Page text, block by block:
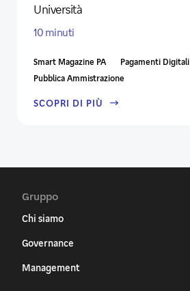
Università
10 minuti
Smart Magazine PA
Pagamenti Digitali
Pubblica Ammistrazione
SCOPRI DI PIÙ
Gruppo
Chi siamo
Governance
Management